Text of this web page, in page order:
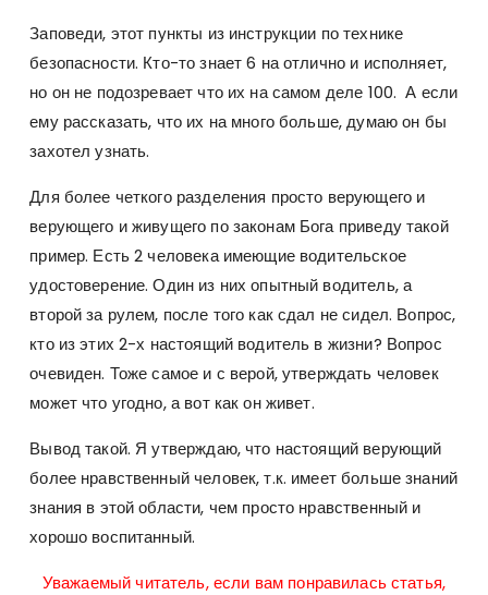
Заповеди, этот пункты из инструкции по технике
безопасности. Кто-то знает 6 на отлично и исполняет,
но он не подозревает что их на самом деле 100. А если
ему рассказать, что их на много больше, думаю он бы
захотел узнать.
Для более четкого разделения просто верующего и
верующего и живущего по законам Бога приведу такой
пример. Есть 2 человека имеющие водительское
удостоверение. Один из них опытный водитель, а
второй за рулем, после того как сдал не сидел. Вопрос,
кто из этих 2-х настоящий водитель в жизни? Вопрос
очевиден. Тоже самое и с верой, утверждать человек
может что угодно, а вот как он живет.
Вывод такой. Я утверждаю, что настоящий верующий
более нравственный человек, т.к. имеет больше знаний
знания в этой области, чем просто нравственный и
хорошо воспитанный.
Уважаемый читатель, если вам понравилась статья,